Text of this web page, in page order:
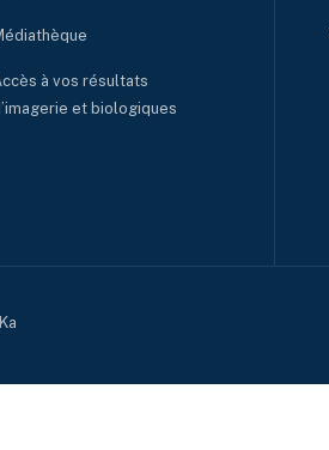
à vos résultats
et biologiques